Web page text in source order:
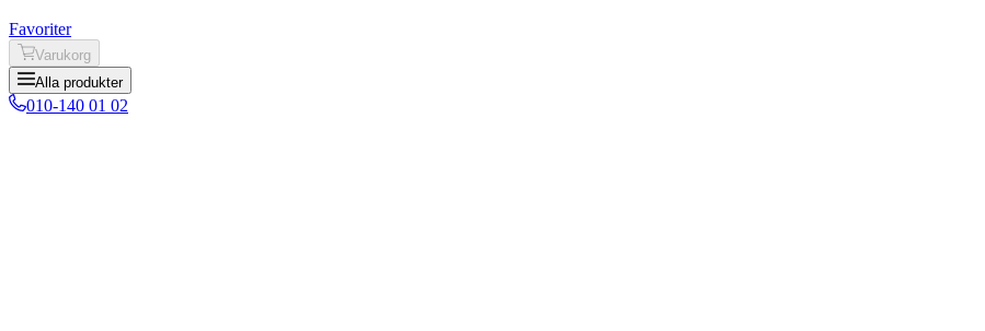
Favoriter
Varukorg
Alla produkter
010-140 01 02